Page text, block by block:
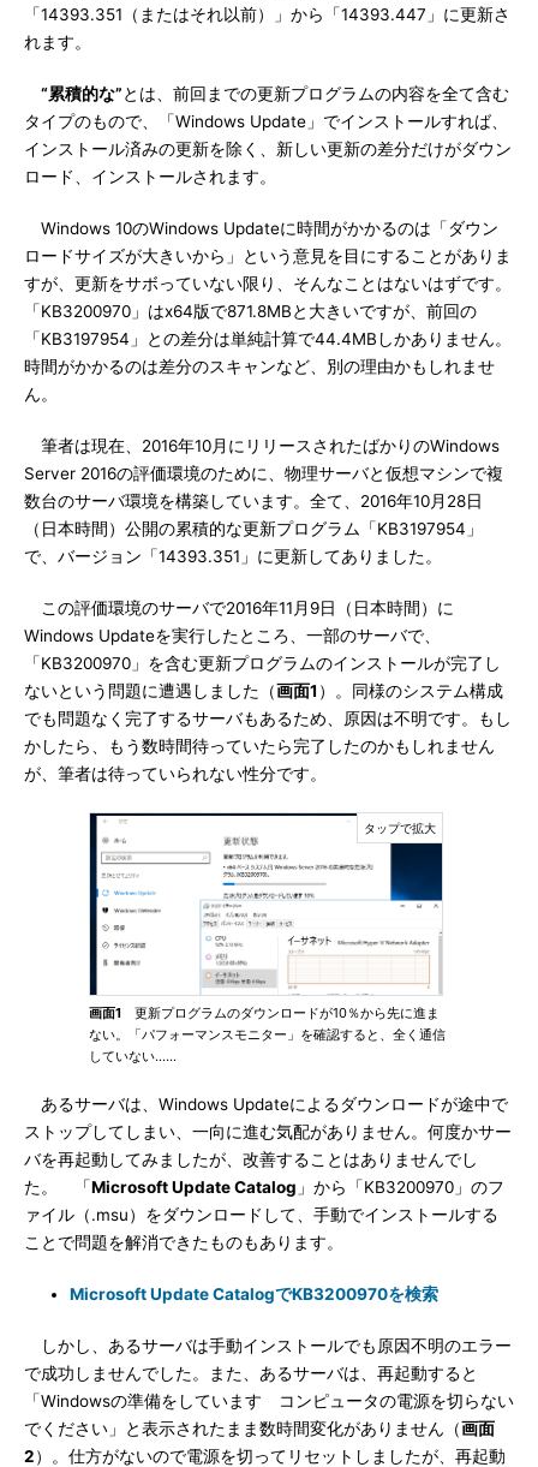
「14393.351（またはそれ以前）」から「14393.447」に更新さ
れます。
“累積的な”とは、前回までの更新プログラムの内容を全て含む
タイプのもので、「Windows Update」でインストールすれば、
インストール済みの更新を除く、新しい更新の差分だけがダウン
ロード、インストールされます。
Windows 10のWindows Updateに時間がかかるのは「ダウン
ロードサイズが大きいから」という意見を目にすることがありま
すが、更新をサボっていない限り、そんなことはないはずです。
「KB3200970」はx64版で871.8MBと大きいですが、前回の
「KB3197954」との差分は単純計算で44.4MBしかありません。
時間がかかるのは差分のスキャンなど、別の理由かもしれませ
ん。
筆者は現在、2016年10月にリリースされたばかりのWindows
Server 2016の評価環境のために、物理サーバと仮想マシンで複
数台のサーバ環境を構築しています。全て、2016年10月28日
（日本時間）公開の累積的な更新プログラム「KB3197954」
で、バージョン「14393.351」に更新してありました。
この評価環境のサーバで2016年11月9日（日本時間）に
Windows Updateを実行したところ、一部のサーバで、
「KB3200970」を含む更新プログラムのインストールが完了し
ないという問題に遭遇しました（画面1 ）。同様のシステム構成
でも問題なく完了するサーバもあるため、原因は不明です。もし
かしたら、もう数時間待っていたら完了したのかもしれません
が、筆者は待っていられない性分です。
画面1 更新プログラムのダウンロードが10％から先に進ま
ない。「パフォーマンスモニター」を確認すると、全く通信
していない……
あるサーバは、Windows Updateによるダウンロードが途中で
ストップしてしまい、一向に進む気配がありません。何度かサー
バを再起動してみましたが、改善することはありませんでし
た。 「Microsoft Update Catalog 」から「KB3200970」のフ
ァイル（.msu）をダウンロードして、手動でインストールする
ことで問題を解消できたものもあります。
Microsoft Update CatalogでKB3200970を検索
しかし、あるサーバは手動インストールでも原因不明のエラー
で成功しませんでした。また、あるサーバは、再起動すると
「Windowsの準備をしています コンピュータの電源を切らない
でください」と表示されたまま数時間変化がありません（画面
2）。仕方がないので電源を切ってリセットしましたが、再起動